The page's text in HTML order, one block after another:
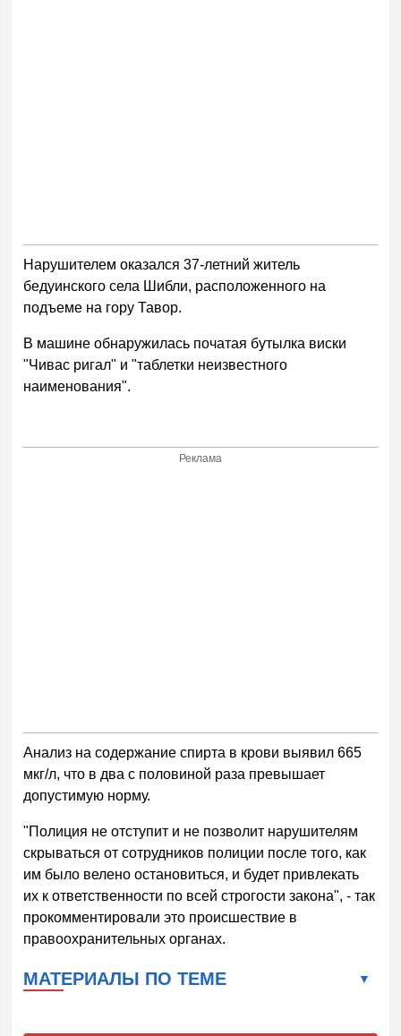
Нарушителем оказался 37-летний житель
бедуинского села Шибли, расположенного на
подъеме на гору Тавор.
В машине обнаружилась початая бутылка виски
"Чивас ригал" и "таблетки неизвестного
наименования".
Реклама
Анализ на содержание спирта в крови выявил 665
мкг/л, что в два с половиной раза превышает
допустимую норму.
"Полиция не отступит и не позволит нарушителям
скрываться от сотрудников полиции после того, как
им было велено остановиться, и будет привлекать
их к ответственности по всей строгости закона", - так
прокомментировали это происшествие в
правоохранительных органах.
МАТЕРИАЛЫ ПО ТЕМЕ